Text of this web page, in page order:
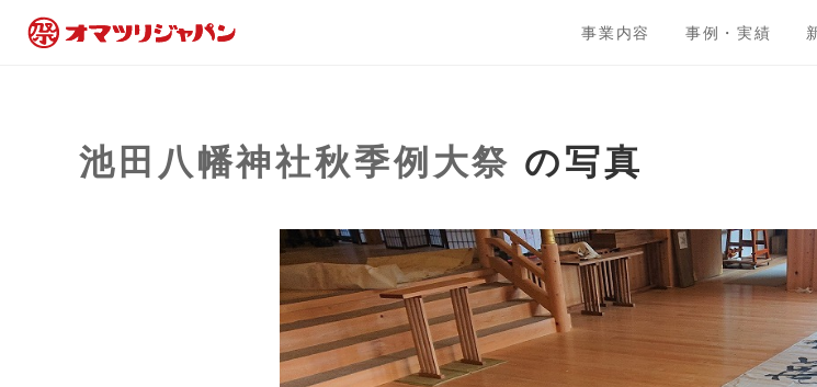
事業内容 事例・実績
池田八幡神社秋季例大祭 の写真